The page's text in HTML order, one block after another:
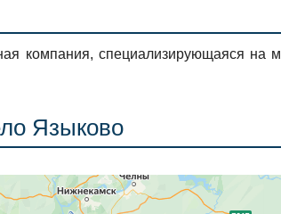
компания, специализирующаяся на
Языково